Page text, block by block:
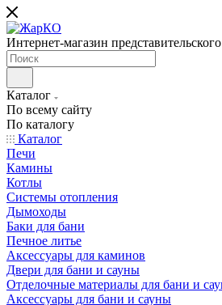
Интернет-магазин представительского
Каталог
По всему сайту
По каталогу
Каталог
Печи
Камины
Котлы
Системы отопления
Дымоходы
Баки для бани
Печное литье
Аксессуары для каминов
Двери для бани и сауны
Отделочные материалы для бани и
Аксессуары для бани и сауны